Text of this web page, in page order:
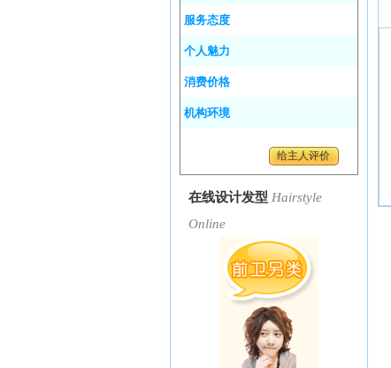
服务态度
个人魅力
消费价格
机构环境
给主人评价
在线设计发型 Hairstyle
Online